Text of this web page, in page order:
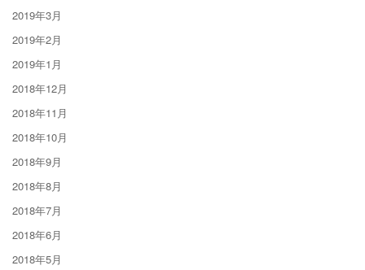
2019年3月
2019年2月
2019年1月
2018年12月
2018年11月
2018年10月
2018年9月
2018年8月
2018年7月
2018年6月
2018年5月